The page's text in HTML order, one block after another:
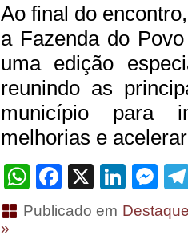
Ao final do
a Fazenda do
uma edição
reunindo as
município para
melhorias e
WhatsApp
Facebook
X
Publicado em
»